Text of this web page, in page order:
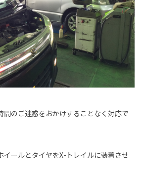
間のご迷惑をおかけすることなく対応で
イールとタイヤをX-トレイルに装着させ